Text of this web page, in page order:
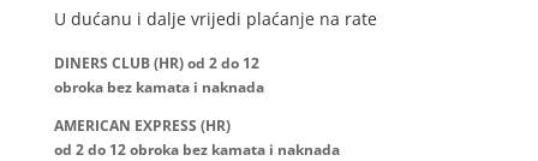
U dućanu i dalje vrijedi plaćanje na rate
DINERS CLUB (HR) od 2 do 12
obroka bez kamata i naknada
AMERICAN EXPRESS (HR)
od 2 do 12obroka bez kamata i naknada